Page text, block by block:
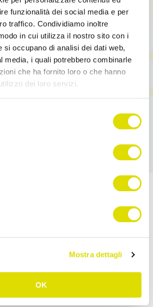
funzionalità dei social media e per
traffico. Condividiamo inoltre
in cui utilizza il nostro sito con i
si occupano di analisi dei dati web,
media, i quali potrebbero combinarle
che ha fornito loro o che hanno
dei loro servizi.
www.ordersender.com/cookie-
Mostra dettagli
OK